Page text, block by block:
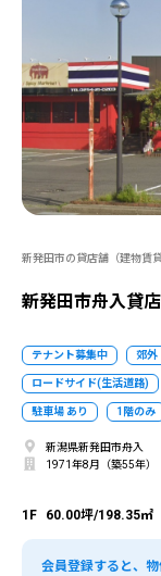
新発田市の貸店舗（建物賃貸
新発田市舟入貸
テナント募集中 郊外
ロードサイド(生活道路)
駐車場 あり 1階のみ
新潟県新発田市舟入
1971年8月（築55年）
1F 60.00坪/198.35㎡
会員登録すると、